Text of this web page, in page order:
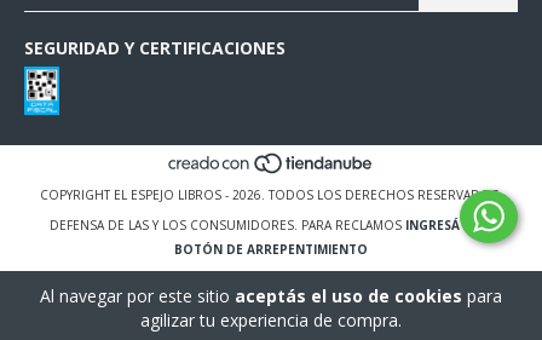
Al navegar por este sitio aceptás el uso de cookies para
agilizar tu experiencia de compra.
SEGURIDAD Y CERTIFICACIONES
COPYRIGHT EL ESPEJO LIBROS - 2026. TODOS LOS DERECHOS RESERVADOS.
DEFENSA DE LAS Y LOS CONSUMIDORES. PARA RECLAMOS INGRESÁ ACÁ.
BOTÓN DE ARREPENTIMIENTO